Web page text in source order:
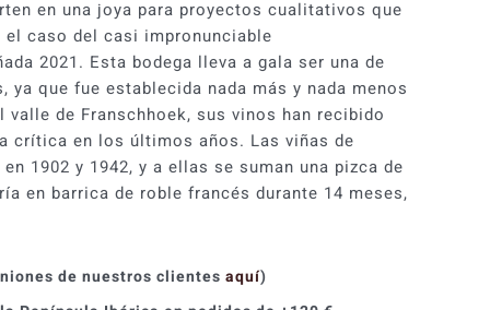
en una joya para proyectos cualitativos que
el caso del casi impronunciable
2021. Esta bodega lleva a gala ser una de
ya que fue establecida nada más y nada menos
valle de Franschhoek, sus vinos han recibido
crítica en los últimos años. Las viñas de
1902 y 1942, y a ellas se suman una pizca de
en barrica de roble francés durante 14 meses,
de nuestros clientes aquí)